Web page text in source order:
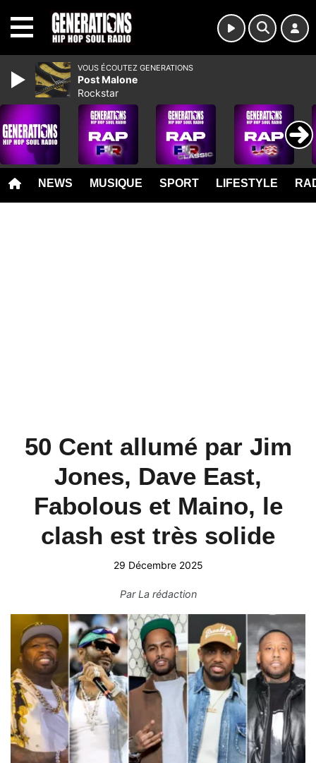
NEWS MUSIQUE SPORT LIFESTYLE
50 Cent allumé par Jim
Jones, Dave East,
Fabolous et Maino, le
clash est très solide
29 Décembre 2025
ParLa rédaction
VOUS ÉCOUTEZ GENERATIONS
Post Malone
Rockstar